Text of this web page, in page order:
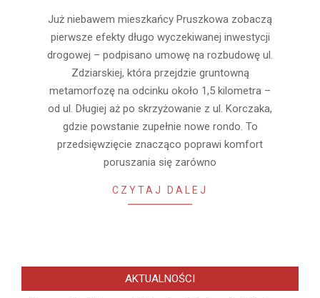
07-
17
Już niebawem mieszkańcy Pruszkowa zobaczą
pierwsze efekty długo wyczekiwanej inwestycji
drogowej – podpisano umowę na rozbudowę ul.
Zdziarskiej, która przejdzie gruntowną
metamorfozę na odcinku około 1,5 kilometra –
od ul. Długiej aż po skrzyżowanie z ul. Korczaka,
gdzie powstanie zupełnie nowe rondo. To
przedsięwzięcie znacząco poprawi komfort
poruszania się zarówno
CZYTAJ DALEJ
AKTUALNOŚCI